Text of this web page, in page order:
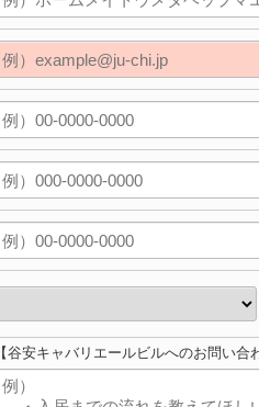
【谷安キャバリエールビルへのお問い合